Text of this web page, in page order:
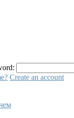
Create an account